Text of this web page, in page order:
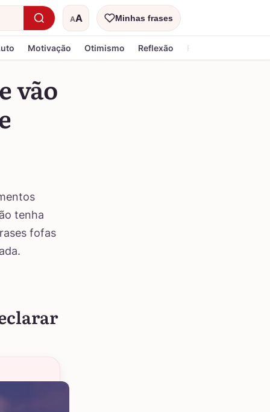
AA
Tamanho do textoMinhas frases
Motivação Otimismo Reflexão Religiosa
vão
tenha
fofas